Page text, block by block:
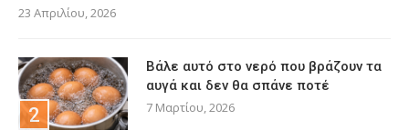
23 Απριλίου, 2026
Βάλε αυτό στο νερό που βράζουν τα
αυγά και δεν θα σπάνε ποτέ
7 Μαρτίου, 2026